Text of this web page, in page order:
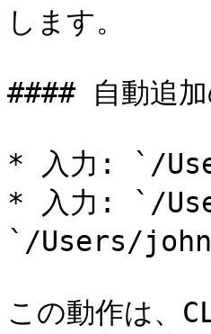
します。
#### 自動追
* 入力: `/
* 入力: `/
`/Users/
この動作は、